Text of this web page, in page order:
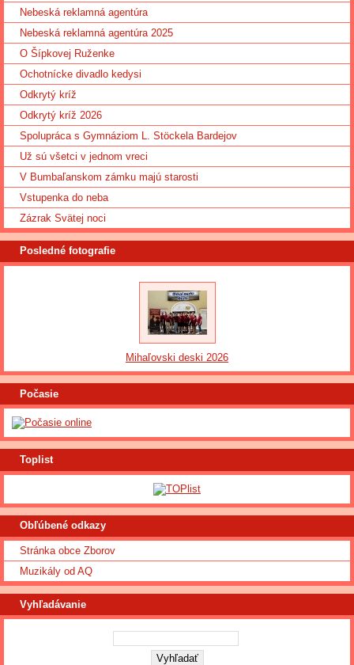
Nebeská reklamná agentúra
Nebeská reklamná agentúra 2025
O Šípkovej Ruženke
Ochotnícke divadlo kedysi
Odkrytý kríž
Odkrytý kríž 2026
Spolupráca s Gymnáziom L. Stöckela Bardejov
Už sú všetci v jednom vreci
V Bumbaľanskom zámku majú starosti
Vstupenka do neba
Zázrak Svätej noci
Posledné fotografie
Mihaľovski deski 2026
Počasie
Toplist
Obľúbené odkazy
Stránka obce Zborov
Muzikály od AQ
Vyhľadávanie